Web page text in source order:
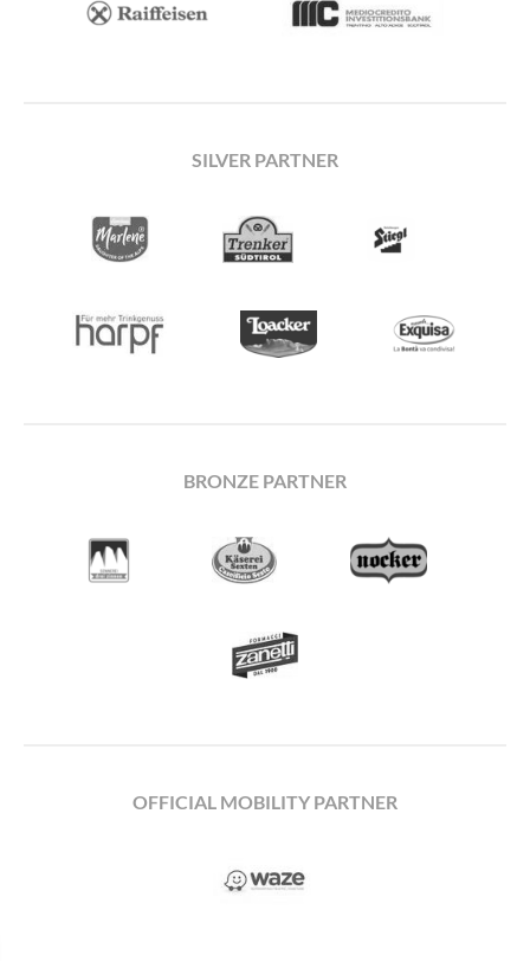
SILVER PARTNER
BRONZE PARTNER
OFFICIAL MOBILITY PARTNER